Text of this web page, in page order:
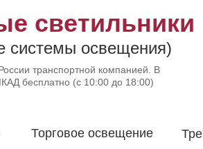
светильники
системы освещения)
транспортной компанией. В
бесплатно (с 10:00 до 18:00)
Торговое освещение​